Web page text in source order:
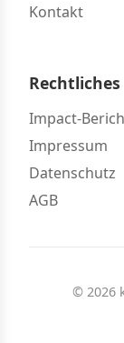
Kontakt
Rechtliches
Impact-
Impressum
Datenschutz
AGB
© 2026